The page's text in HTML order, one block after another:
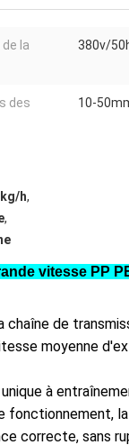
la
380v/
des
10-
h,
,
vitesse PP
chaîne de
moyenne
à
fonctionnement,
correcte, sans